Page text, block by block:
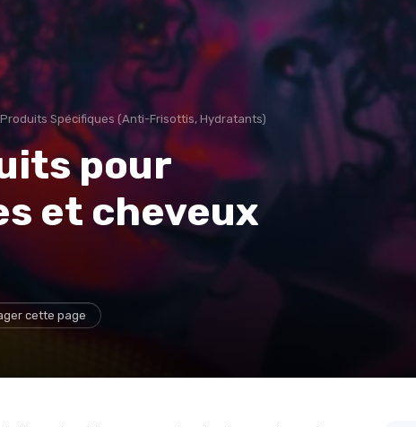
Produits Spécifiques (Anti-Frisottis, Hydratants)
pour
et cheveux
cette page